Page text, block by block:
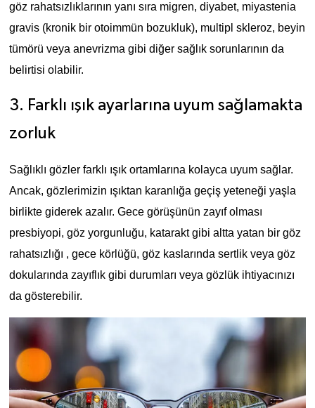
göz rahatsızlıklarının yanı sıra migren, diyabet, miyastenia
gravis (kronik bir otoimmün bozukluk), multipl skleroz, beyin
tümörü veya anevrizma gibi diğer sağlık sorunlarının da
belirtisi olabilir.
3. Farklı ışık ayarlarına uyum sağlamakta
zorluk
Sağlıklı gözler farklı ışık ortamlarına kolayca uyum sağlar.
Ancak, gözlerimizin ışıktan karanlığa geçiş yeteneği yaşla
birlikte giderek azalır. Gece görüşünün zayıf olması
presbiyopi, göz yorgunluğu, katarakt gibi altta yatan bir göz
rahatsızlığı , gece körlüğü, göz kaslarında sertlik veya göz
dokularında zayıflık gibi durumları veya gözlük ihtiyacınızı
da gösterebilir.